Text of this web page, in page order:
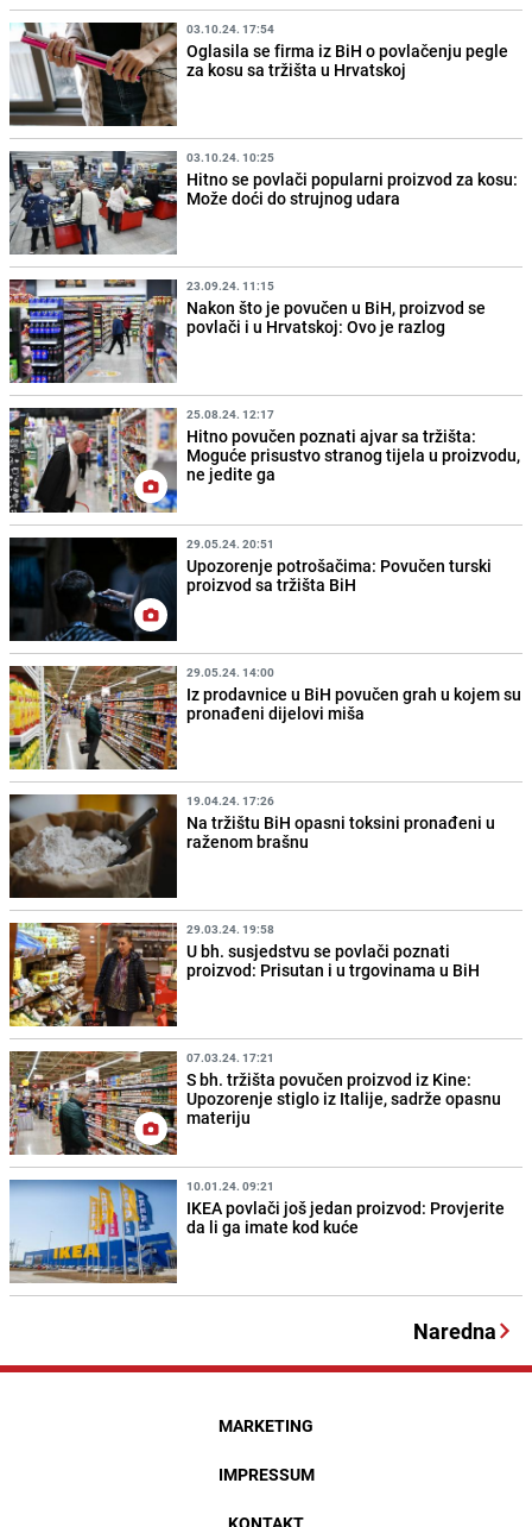
03.10.24. 17:54
Oglasila se firma iz BiH o povlačenju pegle
za kosu sa tržišta u Hrvatskoj
03.10.24. 10:25
Hitno se povlači popularni proizvod za kosu:
Može doći do strujnog udara
23.09.24. 11:15
Nakon što je povučen u BiH, proizvod se
povlači i u Hrvatskoj: Ovo je razlog
25.08.24. 12:17
Hitno povučen poznati ajvar sa tržišta:
Moguće prisustvo stranog tijela u proizvodu,
ne jedite ga
29.05.24. 20:51
Upozorenje potrošačima: Povučen turski
proizvod sa tržišta BiH
29.05.24. 14:00
Iz prodavnice u BiH povučen grah u kojem su
pronađeni dijelovi miša
19.04.24. 17:26
Na tržištu BiH opasni toksini pronađeni u
raženom brašnu
29.03.24. 19:58
U bh. susjedstvu se povlači poznati
proizvod: Prisutan i u trgovinama u BiH
07.03.24. 17:21
S bh. tržišta povučen proizvod iz Kine:
Upozorenje stiglo iz Italije, sadrže opasnu
materiju
10.01.24. 09:21
IKEA povlači još jedan proizvod: Provjerite
da li ga imate kod kuće
Naredna
MARKETING
IMPRESSUM